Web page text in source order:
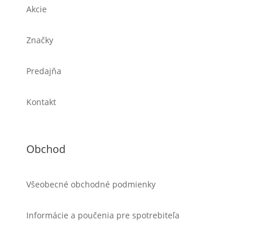
Akcie
Značky
Predajňa
Kontakt
Obchod
Všeobecné obchodné podmienky
Informácie a poučenia pre spotrebiteľa